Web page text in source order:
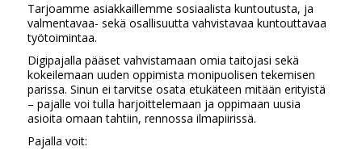
Tarjoamme asiakkaillemme sosiaalista kuntoutusta, ja
valmentavaa- sekä osallisuutta vahvistavaa kuntouttavaa
työtoimintaa.
Digipajalla pääset vahvistamaan omia taitojasi sekä
kokeilemaan uuden oppimista monipuolisen tekemisen
parissa. Sinun ei tarvitse osata etukäteen mitään erityistä
– pajalle voi tulla harjoittelemaan ja oppimaan uusia
asioita omaan tahtiin, rennossa ilmapiirissä.
Pajalla voit: